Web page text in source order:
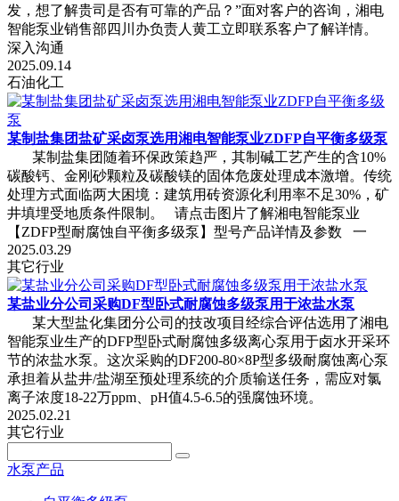
发，想了解贵司是否有可靠的产品？”面对客户的咨询，湘电
智能泵业销售部四川办负责人黄工立即联系客户了解详情。
深入沟通
2025.09.14
石油化工
某制盐集团盐矿采卤泵选用湘电智能泵业ZDFP自平衡多级泵
某制盐集团随着环保政策趋严，其制碱工艺产生的含10%
碳酸钙、金刚砂颗粒及碳酸镁的固体危废处理成本激增。传统
处理方式面临两大困境：建筑用砖资源化利用率不足30%，矿
井填埋受地质条件限制。 请点击图片了解湘电智能泵业
【ZDFP型耐腐蚀自平衡多级泵】型号产品详情及参数 一
2025.03.29
其它行业
某盐业分公司采购DF型卧式耐腐蚀多级泵用于浓盐水泵
某大型盐化集团分公司的技改项目经综合评估选用了湘电
智能泵业生产的DFP型卧式耐腐蚀多级离心泵用于卤水开采环
节的浓盐水泵。这次采购的DF200-80×8P型多级耐腐蚀离心泵
承担着从盐井/盐湖至预处理系统的介质输送任务，需应对氯
离子浓度18-22万ppm、pH值4.5-6.5的强腐蚀环境。
2025.02.21
其它行业
水泵产品